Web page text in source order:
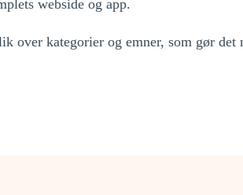
webside og app.
over kategorier og emner, som gør det